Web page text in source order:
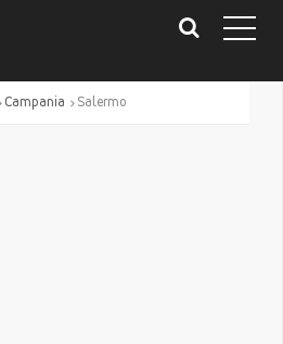
Campania Salermo